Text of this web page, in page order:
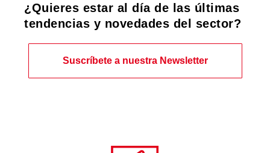
¿Quieres estar al día de las últimas
tendencias y novedades del sector?
Suscríbete a nuestra Newsletter